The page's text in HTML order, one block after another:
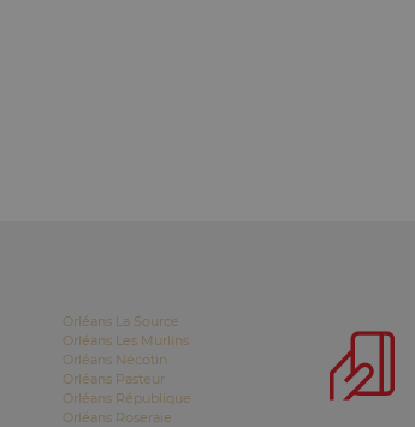
Orléans La Source
Orléans Les Murlins
Orléans Nécotin
Orléans Pasteur
Orléans République
Orléans Roseraie